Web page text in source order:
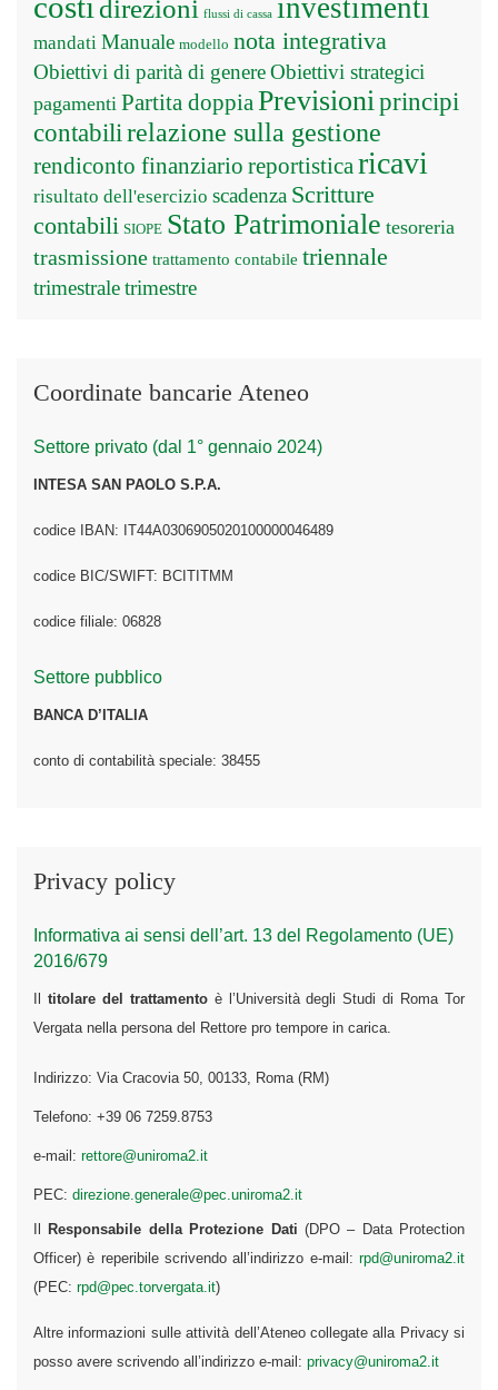
direzioni flussi di cassa investimenti
mandati Manuale modello nota integrativa
Obiettivi di parità di genereObiettivi strategici
pagamenti Partita doppia Previsioni principi
contabili relazione sulla gestione
rendiconto finanziario reportistica ricavi
risultato dell'esercizio scadenza Scritture
contabili SIOPE Stato Patrimoniale tesoreria
trasmissione trattamento contabile triennale
trimestraletrimestre
Coordinate bancarie Ateneo
Settore privato (dal 1° gennaio 2024)
INTESA SAN PAOLO S.P.A.
codice IBAN: IT44A0306905020100000046489
codice BIC/SWIFT: BCITITMM
codice filiale: 06828
Settore pubblico
BANCA D’ITALIA
conto di contabilità speciale: 38455
Privacy policy
Informativa ai sensi dell’art. 13 del Regolamento (UE)
2016/679
Il titolare del trattamentoè l’Università degli Studi di Roma Tor
Vergata nella persona del Rettore pro tempore in carica.
Indirizzo: Via Cracovia 50, 00133, Roma (RM)
Telefono: +39 06 7259.8753
e-mail: rettore@uniroma2.it
PEC: direzione.generale@pec.uniroma2.it
IlResponsabile della Protezione Dati (DPO – Data Protection
Officer) è reperibile scrivendo all’indirizzo e-mail: rpd@uniroma2.it
(PEC: rpd@pec.torvergata.it)
Altre informazioni sulle attività dell’Ateneo collegate alla Privacy si
posso avere scrivendo all’indirizzo e-mail: privacy@uniroma2.it